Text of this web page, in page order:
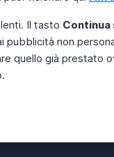
Il tasto
non
quello già prestato